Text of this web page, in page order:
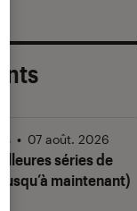
séries de
maintenant)
• 07 août. 2026